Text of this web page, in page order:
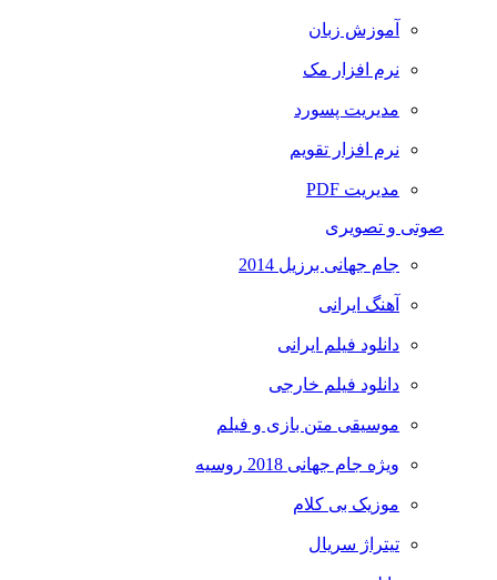
آموزش زبان
نرم افزار مک
مدیریت پسورد
نرم افزار تقویم
مدیریت PDF
صوتی و تصویری
جام جهانی برزیل 2014
آهنگ ایرانی
دانلود فیلم ایرانی
دانلود فیلم خارجی
موسیقی متن بازی و فیلم
ویژه جام جهانی 2018 روسیه
موزیک بی کلام
تیتراژ سریال